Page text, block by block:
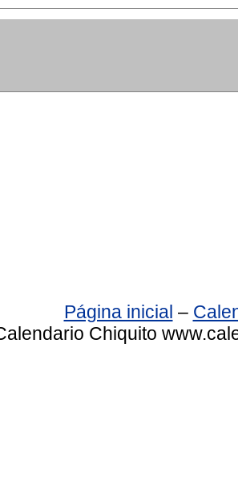
Página inicial –
Chiquito